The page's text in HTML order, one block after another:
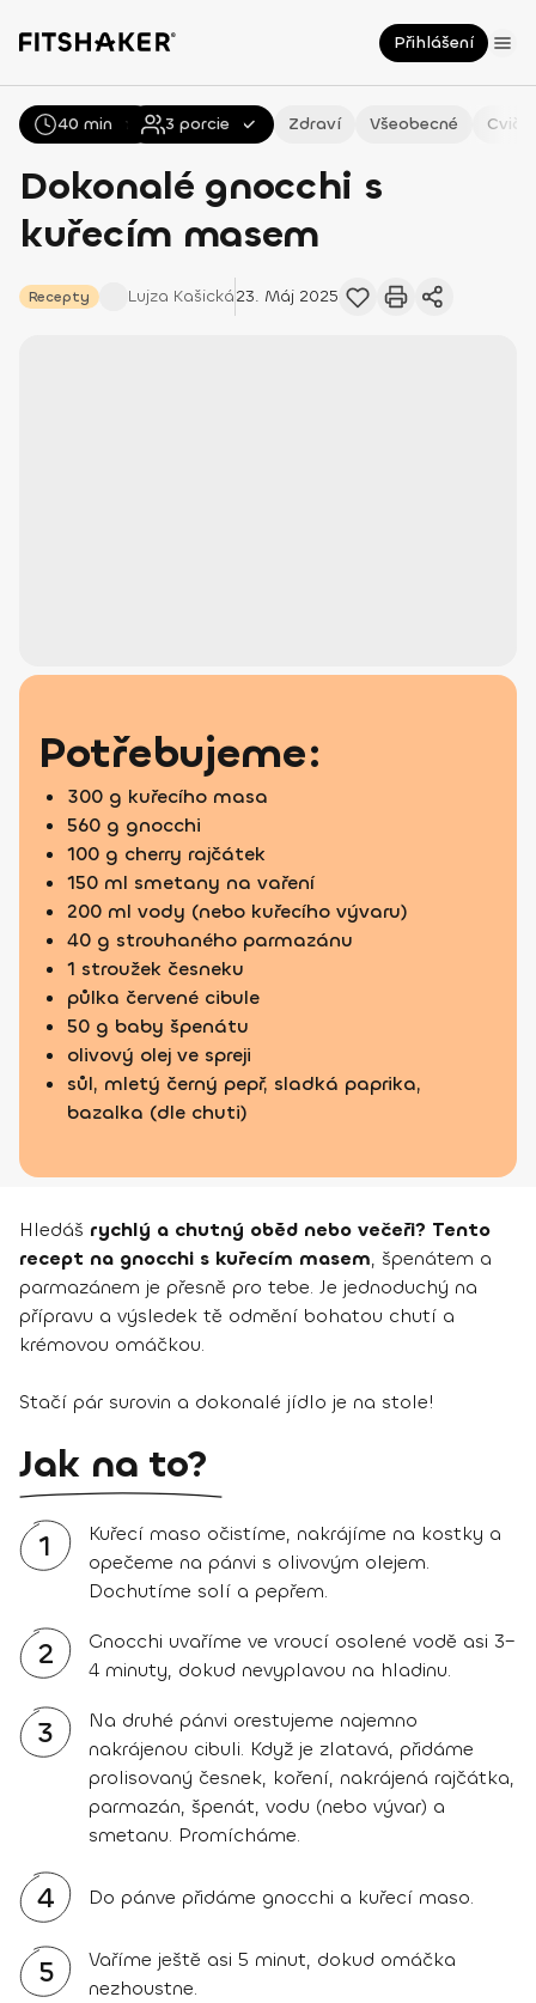
Přihlášení
Všechny Recepty Zdraví Všeobecné
Dokonalé gnocchi s
kuřecím masem
Recepty Lujza Kašická23. Máj 2025
40 min 3 porcie
Potřebujeme:
300 g kuřecího masa
560 g gnocchi
100 g cherry rajčátek
150 ml smetany na vaření
200 ml vody (nebo kuřecího vývaru)
40 g strouhaného parmazánu
1 stroužek česneku
půlka červené cibule
50 g baby špenátu
olivový olej ve spreji
sůl, mletý černý pepř, sladká paprika,
bazalka (dle chuti)
Hledáš rychlý a chutný oběd nebo večeři? Tento
recept na gnocchi s kuřecím masem, špenátem a
parmazánem je přesně pro tebe. Je jednoduchý na
přípravu a výsledek tě odmění bohatou chutí a
krémovou omáčkou.
Stačí pár surovin a dokonalé jídlo je na stole!
Jak na to?
1
Kuřecí maso očistíme, nakrájíme na kostky a
opečeme na pánvi s olivovým olejem.
Dochutíme solí a pepřem.
2
Gnocchi uvaříme ve vroucí osolené vodě asi 3–
4 minuty, dokud nevyplavou na hladinu.
3
Na druhé pánvi orestujeme najemno
nakrájenou cibuli. Když je zlatavá, přidáme
prolisovaný česnek, koření, nakrájená rajčátka,
parmazán, špenát, vodu (nebo vývar) a
smetanu. Promícháme.
4 Do pánve přidáme gnocchi a kuřecí maso.
5
Vaříme ještě asi 5 minut, dokud omáčka
nezhoustne.